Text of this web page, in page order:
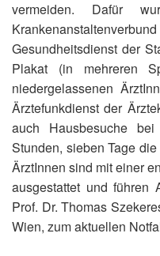
vermeiden. Dafür
Gesundheitsdienst der
Plakat (in mehreren
niedergelassenen
Ärztefunkdienst der
auch Hausbesuche
Stunden, sieben Tage
ÄrztInnen sind mit einer
ausgestattet und führen
Prof. Dr. Thomas
Wien, zum aktuellen